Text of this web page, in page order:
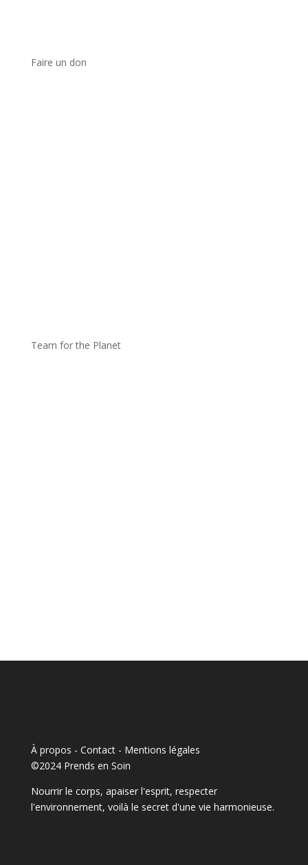
Faire un don
Team for the Planet
À propos - Contact- Mentions légales
©2024 Prends en Soin
Nourrir le corps, apaiser l'esprit, respecter
l'environnement, voilà le secret d'une vie harmonieuse.